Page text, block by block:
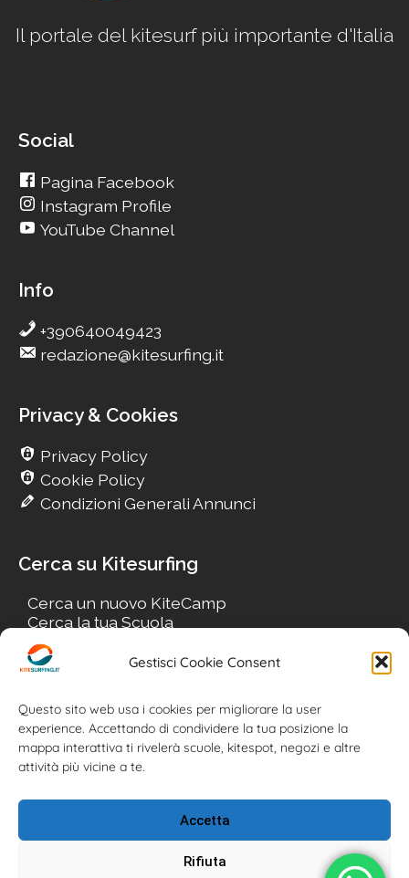
Gestisci Cookie Consent
Questo sito web usa i cookies per migliorare la user
experience. Accettando di condividere la tua posizione la
mappa interattiva ti rivelerà scuole, kitespot, negozi e altre
attività più vicine a te.
Accetta
Rifiuta
Il portale del kitesurf più importante d'Italia
Social
Pagina Facebook
Instagram Profile
YouTube Channel
Info
+390640049423
redazione@kitesurfing.it
Privacy & Cookies
Privacy Policy
Cookie Policy
Condizioni Generali Annunci
Cerca su Kitesurfing
Cerca un nuovo KiteCamp
Cerca la tua Scuola
Cerca il tuo KiteSpot
Cerca Accommodation
Cerca il tuo Usato